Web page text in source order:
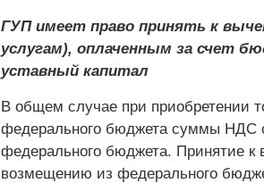
ГУП имеет право принять к
услугам), оплаченным за счет
уставный капитал
В общем случае при приобретении
федерального бюджета суммы НДС
федерального бюджета. Принятие к
возмещению из федерального